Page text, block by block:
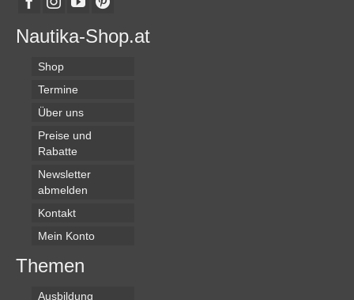
Nautika-Shop.at
Shop
Termine
Über uns
Preise und
Rabatte
Newsletter
abmelden
Kontakt
Mein Konto
Themen
Ausbildung